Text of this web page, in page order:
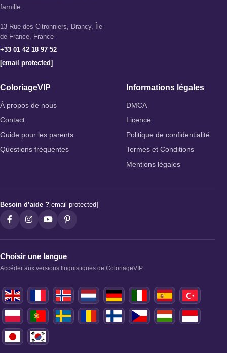
famille.
13 Rue des Citronniers, Drancy, Île-
de-France, France
+33 01 42 18 97 52
[email protected]
ColoriageVIP
À propos de nous
Contact
Guide pour les parents
Questions fréquentes
Informations légales
DMCA
Licence
Politique de confidentialité
Termes et Conditions
Mentions légales
Besoin d’aide ?[email protected]
Choisir une langue
Accéder aux versions linguistiques de ColoriageVIP